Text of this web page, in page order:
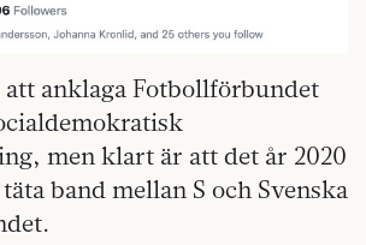
anklaga Fotbollförbundet
men klart är att det år 2020
band mellan S och Svenska